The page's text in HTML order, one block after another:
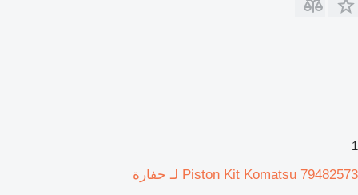
1
Piston Kit Komatsu 79482573 لـ حفارة